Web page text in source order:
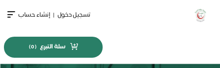
تسجيل دخول | إنشاء حساب
سلة التبرع (
0
)